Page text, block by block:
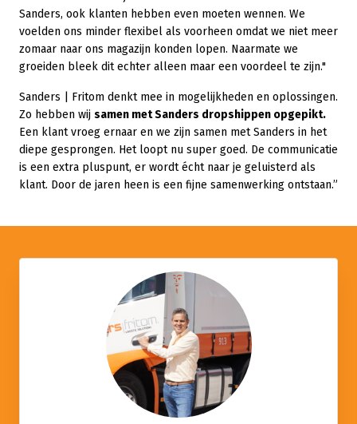
Sanders, ook klanten hebben even moeten wennen. We
voelden ons minder flexibel als voorheen omdat we niet meer
zomaar naar ons magazijn konden lopen. Naarmate we
groeiden bleek dit echter alleen maar een voordeel te zijn."
Sanders | Fritom denkt mee in mogelijkheden en oplossingen.
Zo hebben wij samen met Sanders dropshippen opgepikt.
Een klant vroeg ernaar en we zijn samen met Sanders in het
diepe gesprongen. Het loopt nu super goed. De communicatie
is een extra pluspunt, er wordt écht naar je geluisterd als
klant. Door de jaren heen is een fijne samenwerking ontstaan.”